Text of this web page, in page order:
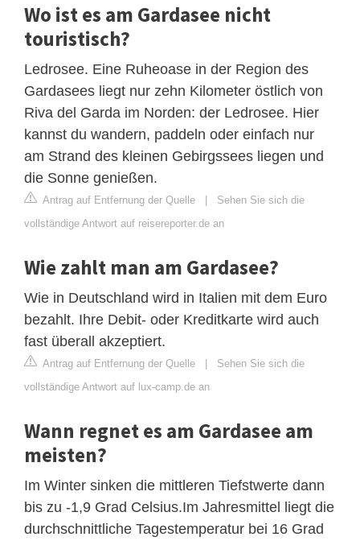
Wo ist es am Gardasee nicht
touristisch?
Ledrosee. Eine Ruheoase in der Region des
Gardasees liegt nur zehn Kilometer östlich von
Riva del Garda im Norden: der Ledrosee. Hier
kannst du wandern, paddeln oder einfach nur
am Strand des kleinen Gebirgssees liegen und
die Sonne genießen.
Antrag auf Entfernung der Quelle | Sehen Sie sich die
vollständige Antwort auf reisereporter.de an
Wie zahlt man am Gardasee?
Wie in Deutschland wird in Italien mit dem Euro
bezahlt. Ihre Debit- oder Kreditkarte wird auch
fast überall akzeptiert.
Antrag auf Entfernung der Quelle | Sehen Sie sich die
vollständige Antwort auf lux-camp.de an
Wann regnet es am Gardasee am
meisten?
Im Winter sinken die mittleren Tiefstwerte dann
bis zu -1,9 Grad Celsius.Im Jahresmittel liegt die
durchschnittliche Tagestemperatur bei 16 Grad